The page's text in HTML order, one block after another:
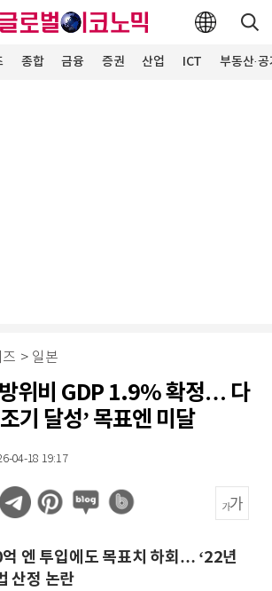
종합 금융 증권 산업 ICT 부동산·
> 일본
위비 GDP 1.9% 확정… 다
기 달성’ 목표엔 미달
04-18 19:17
엔 투입에도 목표치 하회… ‘22년
산정 논란